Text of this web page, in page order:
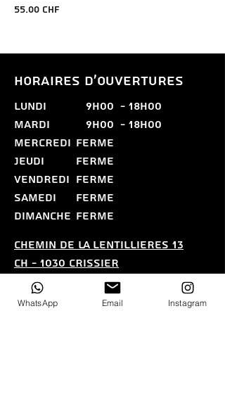
Prix
55.00 CHF
HORAIRES D'OUVERTURES
LUNDI
MARDI
MERCREDI
JEUDI
VENDREDI
SAMEDI
DIMANCHE
9h00
9H00
FERME
FERME
FERME
FERME
FERME
- 18H00
- 18H00
CHEMIN DE LA LENTILLIERES 13
CH - 1030 CRISSIER
CONTACT@ELILAZER.CH
076 686 11 19
WhatsApp Email Instagram